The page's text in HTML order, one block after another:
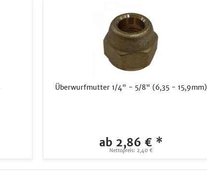
Überwurfmutter 1/4" - 5/8" (6,35 - 15,9mm)
ab 2,86 € *
Nettopreis: 2,40 €